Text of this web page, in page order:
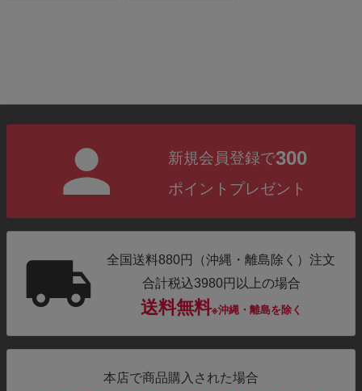
新規会員登録で300
ポイントプレゼント
全国送料880円（沖縄・離島除く）注文
合計税込3980円以上の場合
送料無料※沖縄・離島を除く
本店で商品購入された場合